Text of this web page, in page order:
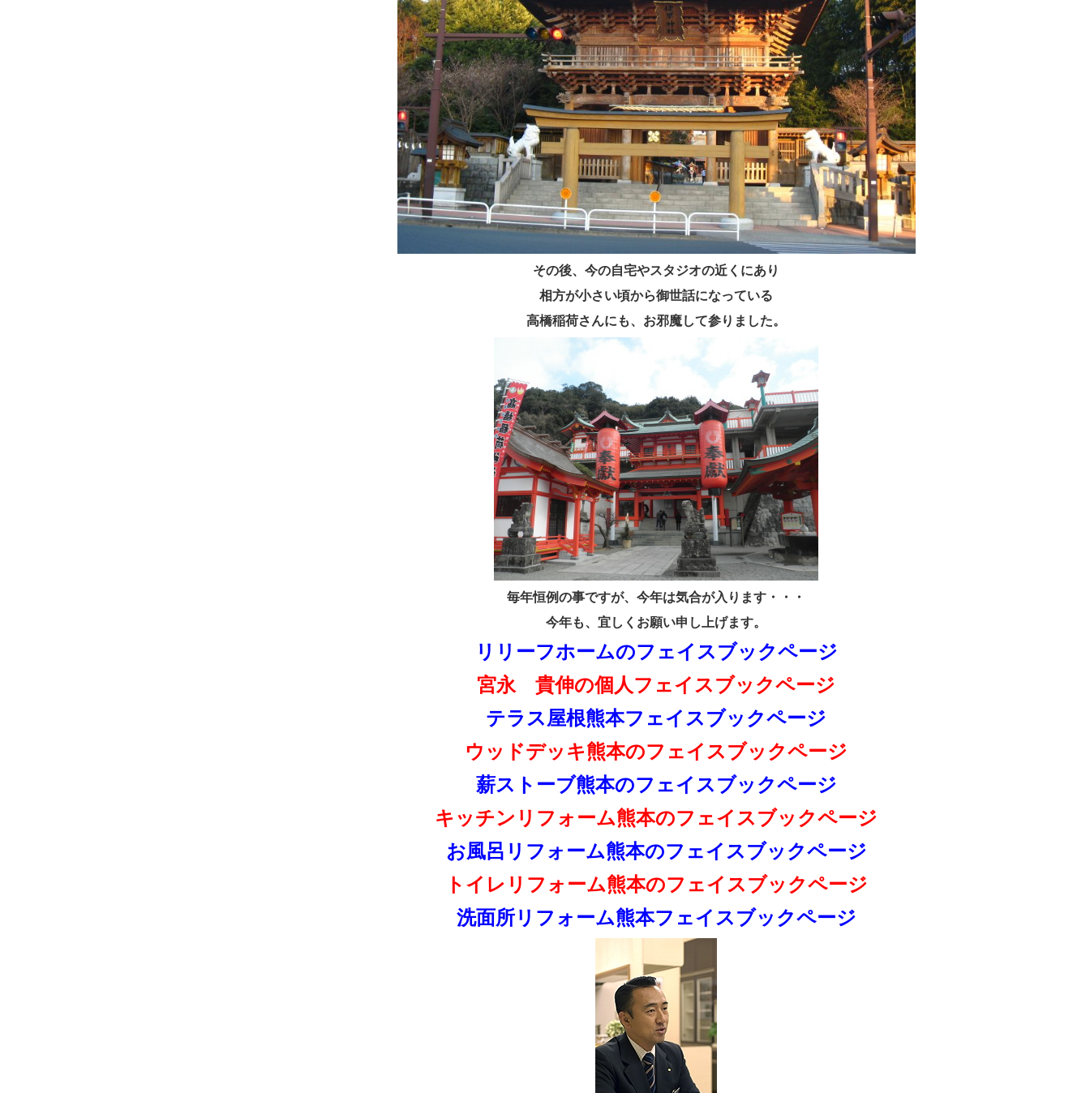
その後、今の自宅やスタジオの近くにあり
相方が小さい頃から御世話になっている
高橋稲荷さんにも、お邪魔して参りました。
毎年恒例の事ですが、今年は気合が入ります・・・
今年も、宜しくお願い申し上げます。
リリーフホームのフェイスブックページ
宮永 貴伸の個人フェイスブックページ
テラス屋根熊本フェイスブックページ
ウッドデッキ熊本のフェイスブックページ
薪ストーブ熊本のフェイスブックページ
キッチンリフォーム熊本のフェイスブックページ
お風呂リフォーム熊本のフェイスブックページ
トイレリフォーム熊本のフェイスブックページ
洗面所リフォーム熊本フェイスブックページ